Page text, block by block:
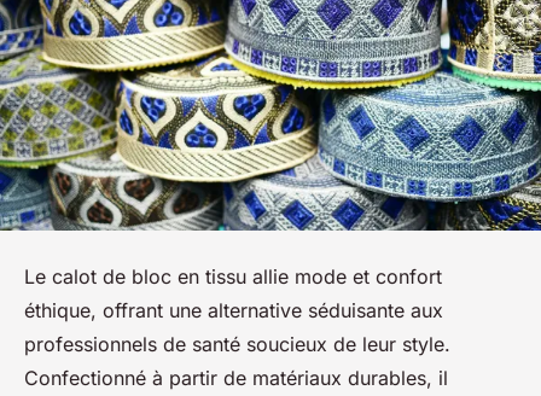
Le calot de bloc en tissu allie mode et confort
éthique, offrant une alternative séduisante aux
professionnels de santé soucieux de leur style.
Confectionné à partir de matériaux durables, il